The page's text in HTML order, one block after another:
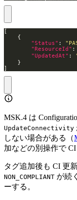
"Status" :
"ResourceId" :
"UpdatedAt" :
]
MSK.4 は
UpdateConnectivity
しない場合がある（
加などの別操作で
タグ追加後も CI 更
NON_COMPLIANT が続
ーする。